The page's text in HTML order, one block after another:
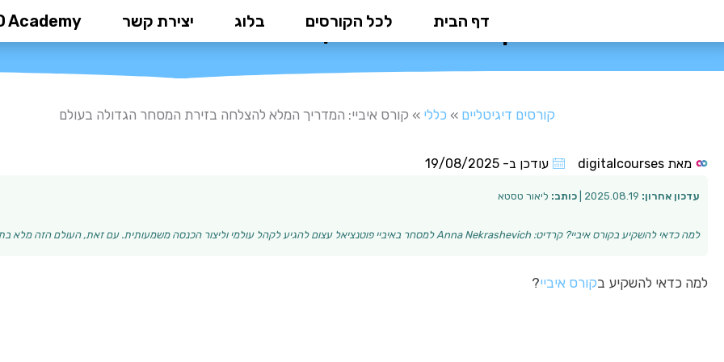
דף הבית לכל הקורסים בלוג יצירת קשר Academyקורס איביי: המדריך המלא להצלחה בזירת
קורסים דיגיטליים » כללי » קורס איביי: המדריך המלא להצלחה בזירת המסחר הגדולה בעולם
מאת עודכן ב- 19/08/2025
עדכון אחרון: כותב: ליאור טסטא
למה כדאי להשקיע בקורס איביי? קרדיט: Anna Nekrashevich למסחר באיביי פוטנציאל עצום להגיע לקהל עולמי וליצור הכנסה משמעותית. עם זאת, העולם הזה מלא בתחרות …
למה כדאי להשקיע בקורס איביי?